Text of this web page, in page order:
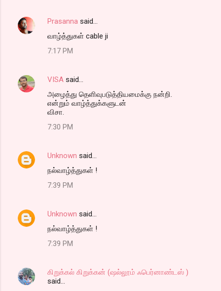
Prasanna said…
வாழ்த்துகள் cable ji
7:17 PM
VISA said…
அழைத்து தெளிவுபடுத்தியமைக்கு நன்றி.
என்றும் வாழ்த்துக்களுடன்
விசா.
7:30 PM
Unknown said…
நல்வாழ்த்துகள் !
7:39 PM
Unknown said…
நல்வாழ்த்துகள் !
7:39 PM
கிறுக்கல் கிறுக்கன் (ஷல்லூம் ஃபெர்னாண்டஸ் )
said…